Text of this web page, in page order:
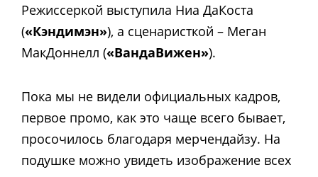
Режиссеркой выступила Ниа ДаКоста
(«Кэндимэн»), а сценаристкой – Меган
МакДоннелл («ВандаВижен»).
Пока мы не видели официальных кадров,
первое промо, как это чаще всего бывает,
просочилось благодаря мерчендайзу. На
подушке можно увидеть изображение всех